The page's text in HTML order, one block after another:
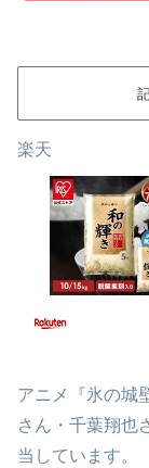
楽天
アニメ『氷の城
さん・千葉翔也
当しています。